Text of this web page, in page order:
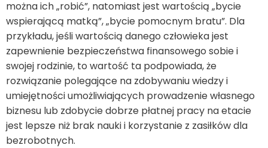
można ich „robić”, natomiast jest wartością „bycie
wspierającą matką”, „bycie pomocnym bratu”. Dla
przykładu, jeśli wartością danego człowieka jest
zapewnienie bezpieczeństwa finansowego sobie i
swojej rodzinie, to wartość ta podpowiada, że
rozwiązanie polegające na zdobywaniu wiedzy i
umiejętności umożliwiających prowadzenie własnego
biznesu lub zdobycie dobrze płatnej pracy na etacie
jest lepsze niż brak nauki i korzystanie z zasiłków dla
bezrobotnych.